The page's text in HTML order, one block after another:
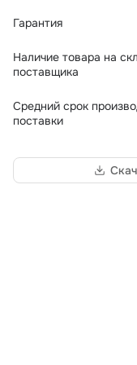
Гарантия
Наличие товара на
поставщика
Средний срок
поставки